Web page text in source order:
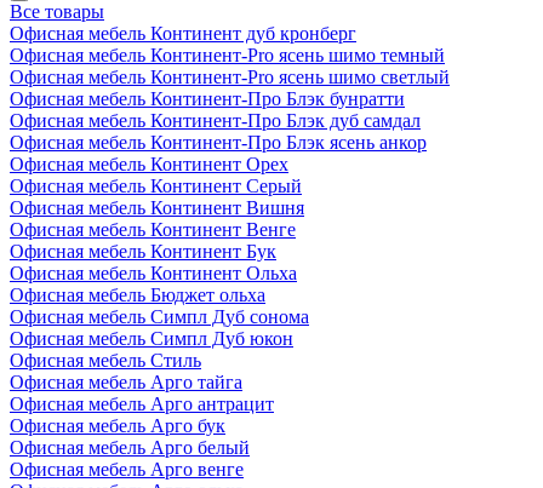
Все товары
Офисная мебель Континент дуб кронберг
Офисная мебель Континент-Pro ясень шимо темный
Офисная мебель Континент-Pro ясень шимо светлый
Офисная мебель Континент-Про Блэк бунратти
Офисная мебель Континент-Про Блэк дуб самдал
Офисная мебель Континент-Про Блэк ясень анкор
Офисная мебель Континент Орех
Офисная мебель Континент Серый
Офисная мебель Континент Вишня
Офисная мебель Континент Венге
Офисная мебель Континент Бук
Офисная мебель Континент Ольха
Офисная мебель Бюджет ольха
Офисная мебель Симпл Дуб сонома
Офисная мебель Симпл Дуб юкон
Офисная мебель Стиль
Офисная мебель Арго тайга
Офисная мебель Арго антрацит
Офисная мебель Арго бук
Офисная мебель Арго белый
Офисная мебель Арго венге